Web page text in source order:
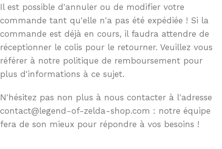
Il est possible d'annuler ou de modifier votre
commande tant qu'elle n'a pas été expédiée ! Si la
commande est déjà en cours, il faudra attendre de
réceptionner le colis pour le retourner. Veuillez vous
référer à notre politique de remboursement pour
plus d'informations à ce sujet.
N'hésitez pas non plus à nous contacter à l'adresse
contact@legend-of-zelda-shop.com : notre équipe
fera de son mieux pour répondre à vos besoins !